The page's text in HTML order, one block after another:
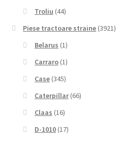
Troliu (44)
Piese tractoare straine (3921)
Belarus (1)
Carraro (1)
Case (345)
Caterpillar (66)
Claas (16)
D-1010 (17)